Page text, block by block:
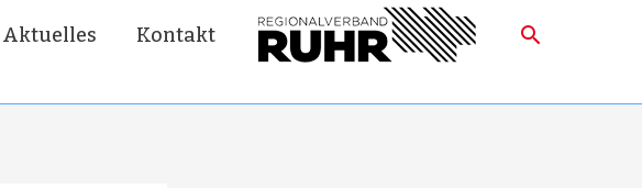
Aktuelles Kontakt